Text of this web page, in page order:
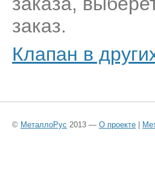
заказ.
Клапан в
© МеталлоРус 2013 — О проекте |